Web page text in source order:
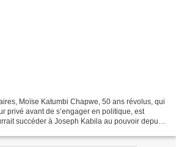
Moïse Katumbi Chapwe, 50 ans révolus, qui
privé avant de s’engager en politique, est
succéder à Joseph Kabila au pouvoir depuis